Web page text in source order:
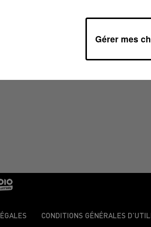
2024 À 07H59
CONDITIONS GÉNÉRALES
Gérer mes